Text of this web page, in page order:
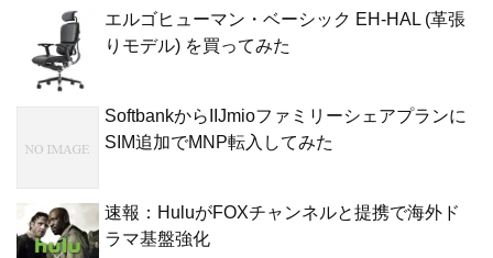
エルゴヒューマン・ベーシック EH-HAL (革張
りモデル) を買ってみた
SoftbankからIIJmioファミリーシェアプランに
SIM追加でMNP転入してみた
速報：HuluがFOXチャンネルと提携で海外ド
ラマ基盤強化